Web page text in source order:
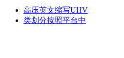
高压英文缩写UHV
类划分按照平台中